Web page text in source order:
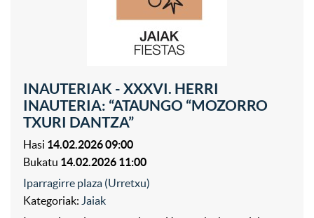
INAUTERIAK - XXXVI. HERRI
INAUTERIA: “ATAUNGO “MOZORRO
TXURI DANTZA”
Hasi 14.02.2026 09:00
Bukatu 14.02.2026 11:00
Iparragirre plaza (Urretxu)
Kategoriak: Jaiak